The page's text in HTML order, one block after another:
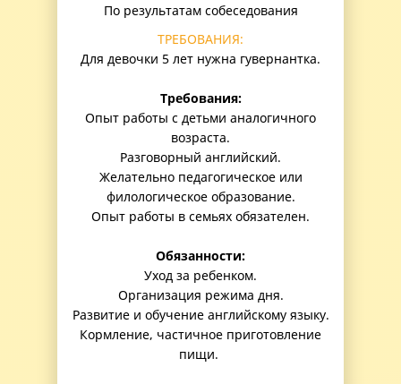
По результатам собеседования
ТРЕБОВАНИЯ:
Для девочки 5 лет нужна гувернантка.
Требования:
Опыт работы с детьми аналогичного
возраста.
Разговорный английский.
Желательно педагогическое или
филологическое образование.
Опыт работы в семьях обязателен.
Обязанности:
Уход за ребенком.
Организация режима дня.
Развитие и обучение английскому языку.
Кормление, частичное приготовление
пищи.